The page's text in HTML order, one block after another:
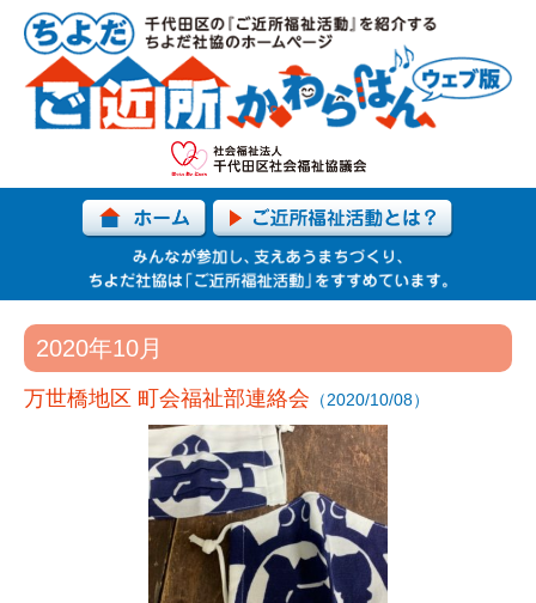
2020年10月
万世橋地区 町会福祉部連絡会 （2020/10/08）